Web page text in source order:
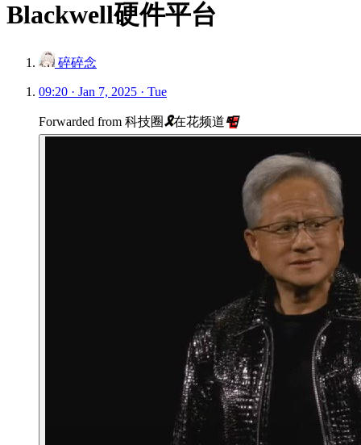
Blackwell硬件平台
碎碎念
09:20 · Jan 7, 2025 · Tue
Forwarded from 科技圈🎗在花频道📮